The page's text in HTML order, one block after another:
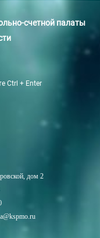
счетной палаты
Ctrl + Enter
дом 2